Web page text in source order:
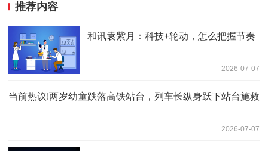
推荐内容
和讯袁紫月：科技+轮动，怎么把握节奏
2026-07-07
当前热议!两岁幼童跌落高铁站台，列车长纵身跃下站台施救
2026-07-07